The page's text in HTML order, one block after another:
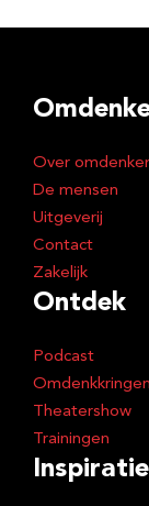
Over
De mensen
Uitgeverij
Contact
Zakelijk
Ontdek
Podcast
Omdenkkringen
Theatershow
Trainingen
Inspiratie